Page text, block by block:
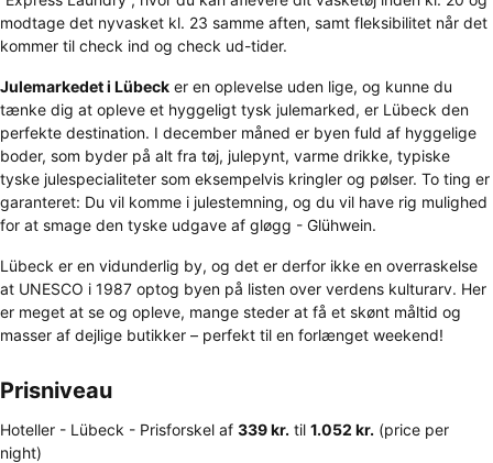
modtage det nyvasket kl. 23 samme aften, samt fleksibilitet når det
kommer til check ind og check ud-tider.
Julemarkedet i Lübeck er en oplevelse uden lige, og kunne du
tænke dig at opleve et hyggeligt tysk julemarked, er Lübeck den
perfekte destination. I december måned er byen fuld af hyggelige
boder, som byder på alt fra tøj, julepynt, varme drikke, typiske
tyske julespecialiteter som eksempelvis kringler og pølser. To ting er
garanteret: Du vil komme i julestemning, og du vil have rig mulighed
for at smage den tyske udgave af gløgg - Glühwein.
Lübeck er en vidunderlig by, og det er derfor ikke en overraskelse
at UNESCO i 1987 optog byen på listen over verdens kulturarv. Her
er meget at se og opleve, mange steder at få et skønt måltid og
masser af dejlige butikker – perfekt til en forlænget weekend!
Prisniveau
Hoteller - Lübeck - Prisforskel af ‎339 kr. til ‎1.052 kr. (price per
night)